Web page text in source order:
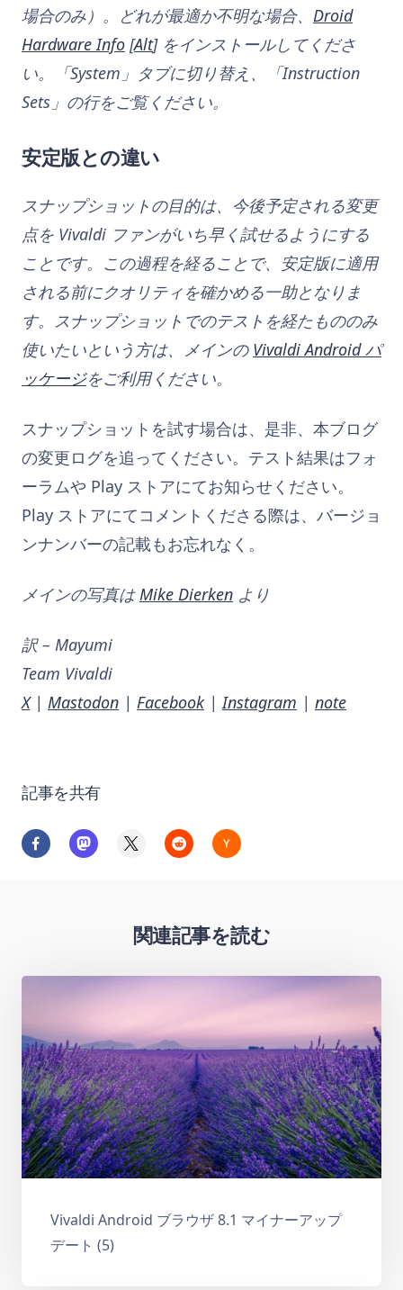
場合のみ）。どれが最適か不明な場合、 Droid
Hardware Info [Alt] をインストールしてくださ
い。「System」タブに切り替え、「Instruction
Sets」の行をご覧ください。
安定版との違い
スナップショットの目的は、今後予定される変更
点を Vivaldi ファンがいち早く試せるようにする
ことです。この過程を経ることで、安定版に適用
される前にクオリティを確かめる一助となりま
す。スナップショットでのテストを経たもののみ
使いたいという方は、メインの Vivaldi Android パ
ッケージをご利用ください。
スナップショットを試す場合は、是非、本ブログ
の変更ログを追ってください。テスト結果はフォ
ーラムや Play ストアにてお知らせください。
Play ストアにてコメントくださる際は、バージョ
ンナンバーの記載もお忘れなく。
メインの写真は Mike Dierken より
訳 – Mayumi
Team Vivaldi
X| Mastodon | Facebook | Instagram | note
記事を共有
関連記事を読む
Vivaldi Android ブラウザ 8.1 マイナーアップ
デート (5)